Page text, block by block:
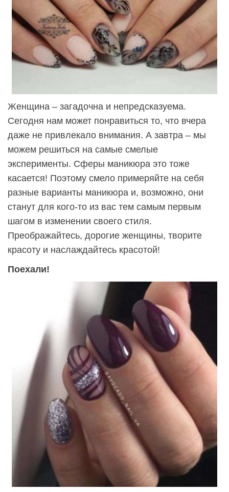
Женщина – загадочна и непредсказуема.
Сегодня нам может понравиться то, что вчера
даже не привлекало внимания. А завтра – мы
можем решиться на самые смелые
эксперименты. Сферы маникюра это тоже
касается! Поэтому смело примеряйте на себя
разные варианты маникюра и, возможно, они
станут для кого-то из вас тем самым первым
шагом в изменении своего стиля.
Преображайтесь, дорогие женщины, творите
красоту и наслаждайтесь красотой!
Поехали!